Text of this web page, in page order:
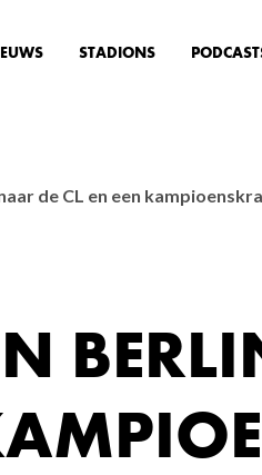
STADIONS
de CL en een